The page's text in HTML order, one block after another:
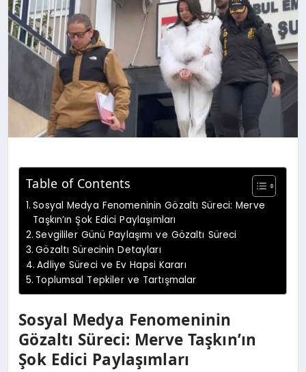
Table of Contents
Sosyal Medya Fenomeninin Gözaltı Süreci: Merve
Taşkın’ın Şok Edici Paylaşımları
Sevgililer Günü Paylaşımı ve Gözaltı Süreci
Gözaltı Sürecinin Detayları
Adliye Süreci ve Ev Hapsi Kararı
Toplumsal Tepkiler ve Tartışmalar
Sosyal Medya Fenomeninin
Gözaltı Süreci: Merve Taşkın’ın
Şok Edici Paylaşımları